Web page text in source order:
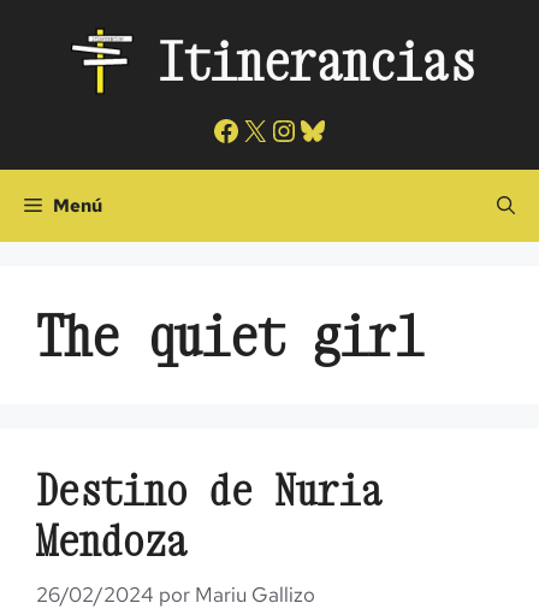
contenido
Itinerancias
Facebook
X Instagram
Bluesky
Menú
The quiet girl
Destino de Nuria
Mendoza
26/02/2024 por Mariu Gallizo